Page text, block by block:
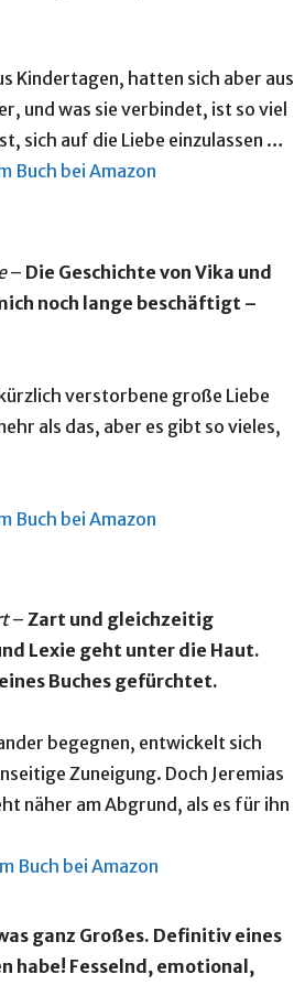
Kindertagen, hatten sich aber aus
und was sie verbindet, ist so viel
sich auf die Liebe einzulassen …
Buch bei Amazon
– Die Geschichte von Vika und
noch lange beschäftigt –
verstorbene große Liebe
als das, aber es gibt so vieles,
Buch bei Amazon
– Zart und gleichzeitig
Lexie geht unter die Haut.
Buches gefürchtet.
begegnen, entwickelt sich
Zuneigung. Doch Jeremias
näher am Abgrund, als es für ihn
Buch bei Amazon
ganz Großes. Definitiv eines
habe! Fesselnd, emotional,